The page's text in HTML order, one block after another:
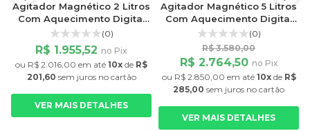
Agitador Magnético 2 Litros
Com Aquecimento Digital
Sonda de Temperatura
PRO-2000HD
(0)
R$ 1.955,52 no Pix
ou R$ 2.016,00 em até 10x de R$
201,60 sem jurosno cartão
VER MAIS DETALHES
Agitador Magnético 5 Litros
Com Aquecimento Digital
PRO-5000HD Prolab
(0)
R$ 3.580,00
R$ 2.764,50 no Pix
ou R$ 2.850,00 em até 10xde R$
285,00 sem juros no cartão
VER MAIS DETALHES